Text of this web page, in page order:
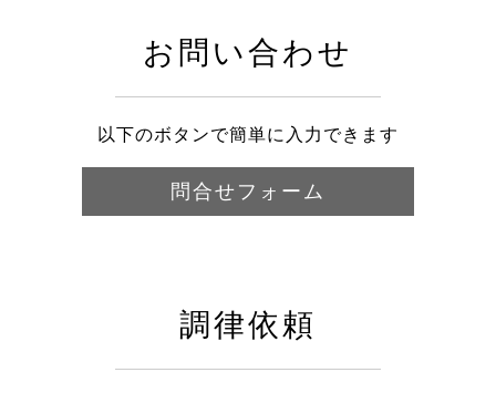
お問い合わせ
以下のボタンで簡単に入力できます
問合せフォーム
調律依頼